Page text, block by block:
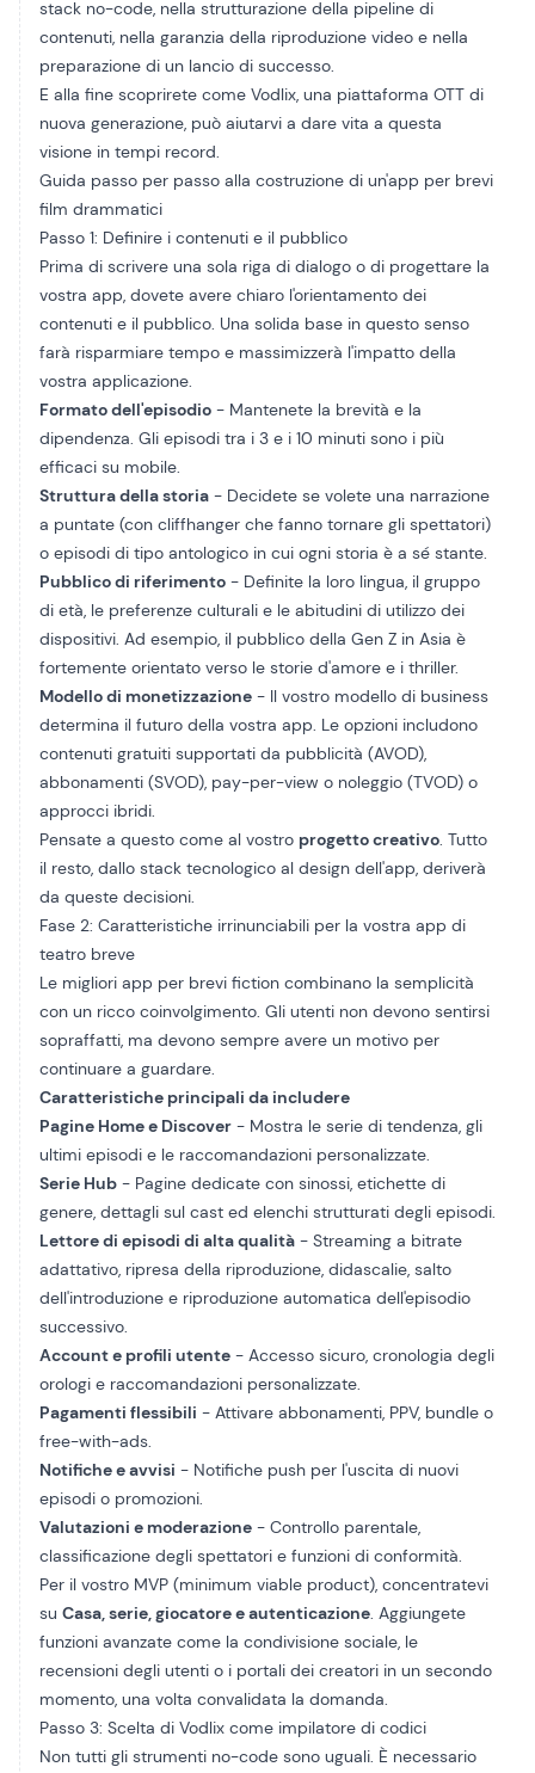
stack no-code, nella strutturazione della pipeline di
contenuti, nella garanzia della riproduzione video e nella
preparazione di un lancio di successo.
E alla fine scoprirete come Vodlix, una piattaforma OTT di
nuova generazione, può aiutarvi a dare vita a questa
visione in tempi record.
Guida passo per passo alla costruzione di un'app per brevi
film drammatici
Passo 1: Definire i contenuti e il pubblico
Prima di scrivere una sola riga di dialogo o di progettare la
vostra app, dovete avere chiaro l'orientamento dei
contenuti e il pubblico. Una solida base in questo senso
farà risparmiare tempo e massimizzerà l'impatto della
vostra applicazione.
Formato dell'episodio - Mantenete la brevità e la
dipendenza. Gli episodi tra i 3 e i 10 minuti sono i più
efficaci su mobile.
Struttura della storia - Decidete se volete una narrazione
a puntate (con cliffhanger che fanno tornare gli spettatori)
o episodi di tipo antologico in cui ogni storia è a sé stante.
Pubblico di riferimento - Definite la loro lingua, il gruppo
di età, le preferenze culturali e le abitudini di utilizzo dei
dispositivi. Ad esempio, il pubblico della Gen Z in Asia è
fortemente orientato verso le storie d'amore e i thriller.
Modello di monetizzazione - Il vostro modello di business
determina il futuro della vostra app. Le opzioni includono
contenuti gratuiti supportati da pubblicità (AVOD),
abbonamenti (SVOD), pay-per-view o noleggio (TVOD) o
approcci ibridi.
Pensate a questo come al vostro progetto creativo. Tutto
il resto, dallo stack tecnologico al design dell'app, deriverà
da queste decisioni.
Fase 2: Caratteristiche irrinunciabili per la vostra app di
teatro breve
Le migliori app per brevi fiction combinano la semplicità
con un ricco coinvolgimento. Gli utenti non devono sentirsi
sopraffatti, ma devono sempre avere un motivo per
continuare a guardare.
Caratteristiche principali da includere
Pagine Home e Discover - Mostra le serie di tendenza, gli
ultimi episodi e le raccomandazioni personalizzate.
Serie Hub - Pagine dedicate con sinossi, etichette di
genere, dettagli sul cast ed elenchi strutturati degli episodi.
Lettore di episodi di alta qualità - Streaming a bitrate
adattativo, ripresa della riproduzione, didascalie, salto
dell'introduzione e riproduzione automatica dell'episodio
successivo.
Account e profili utente - Accesso sicuro, cronologia degli
orologi e raccomandazioni personalizzate.
Pagamenti flessibili - Attivare abbonamenti, PPV, bundle o
free-with-ads.
Notifiche e avvisi - Notifiche push per l'uscita di nuovi
episodi o promozioni.
Valutazioni e moderazione - Controllo parentale,
classificazione degli spettatori e funzioni di conformità.
Per il vostro MVP (minimum viable product), concentratevi
su Casa, serie, giocatore e autenticazione. Aggiungete
funzioni avanzate come la condivisione sociale, le
recensioni degli utenti o i portali dei creatori in un secondo
momento, una volta convalidata la domanda.
Passo 3: Scelta di Vodlix come impilatore di codici
Non tutti gli strumenti no-code sono uguali. È necessario